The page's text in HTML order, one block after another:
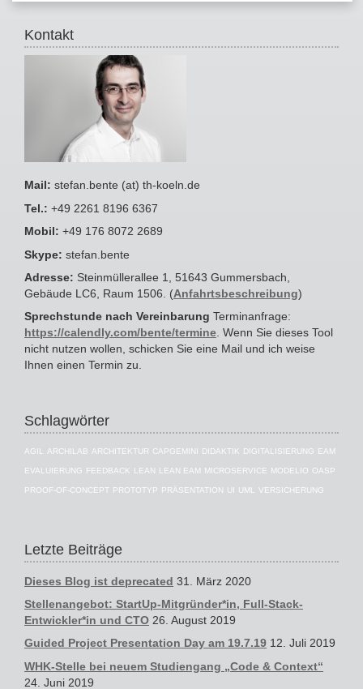
Kontakt
Mail: stefan.bente (at) th-koeln.de
Tel.: +49 2261 8196 6367
Mobil: +49 176 8072 2689
Skype: stefan.bente
Adresse: Steinmüllerallee 1, 51643 Gummersbach,
Gebäude LC6, Raum 1506. (Anfahrtsbeschreibung)
Sprechstunde nach Vereinbarung Terminanfrage:
https://calendly.com/bente/termine. Wenn Sie dieses Tool
nicht nutzen wollen, schicken Sie eine Mail und ich weise
Ihnen einen Termin zu.
Schlagwörter
AGIL ARCHILAB ARCHITEKTUR CAPGEMINI DIDAKTIK DIGITALISIERUNG EAM
EVALUIERUNG FEEDBACK LEAN LEAN EAM MICROSERVICE MODELIO OASP
PROOF-OF-CONCEPT PROTOTYP PRÄSENTATION UI UML VERSICHERUNG
Letzte Beiträge
Dieses Blog ist deprecated 31. März 2020
Stellenangebot: StartUp-Mitgründer*in, Full-Stack-
Entwickler*in und CTO 26. August 2019
Guided Project Presentation Day am 19.7.19 12. Juli 2019
WHK-Stelle bei neuem Studiengang „Code & Context“
24. Juni 2019